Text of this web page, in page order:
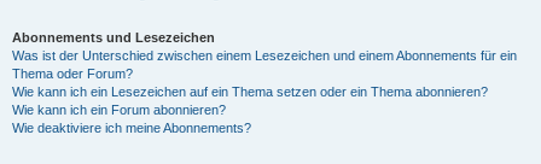
Abonnements und Lesezeichen
Was ist der Unterschied zwischen einem Lesezeichen und einem Abonnements für ein
Thema oder Forum?
Wie kann ich ein Lesezeichen auf ein Thema setzen oder ein Thema abonnieren?
Wie kann ich ein Forum abonnieren?
Wie deaktiviere ich meine Abonnements?